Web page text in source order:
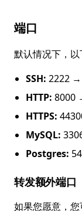
端口
默认情况下，
SSH: 2222 →
HTTP: 8000
HTTPS:
MySQL:
Postgres:
转发额外端口
如果您愿意，